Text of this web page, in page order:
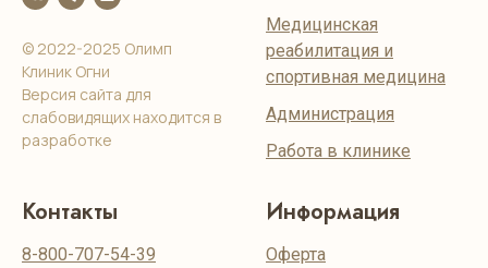
© 2022-2025 Олимп
Клиник Огни
Версия сайта для
слабовидящих находится в
разработке
Медицинская
реабилитация и
спортивная медицина
Администрация
Работа в клинике
Контакты
8-800-707-54-39
Информация
Оферта